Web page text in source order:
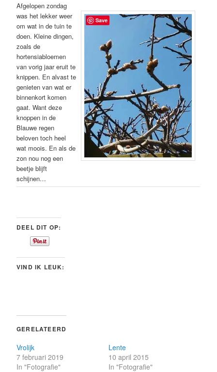
Afgelopen zondag
was het lekker weer
om wat in de tuin te
doen. Kleine dingen,
zoals de
hortensiabloemen
van vorig jaar eruit te
knippen. En alvast te
genieten van wat er
binnenkort komen
gaat. Want deze
knoppen in de
Blauwe regen
beloven toch heel
wat moois. En als de
zon nou nog een
beetje blijft
schijnen…
DEEL DIT OP:
VIND IK LEUK:
GERELATEERD
Vrolijk
7 februari 2019
In "Fotografie"
Lente
10 april 2015
In "Fotografie"
Save